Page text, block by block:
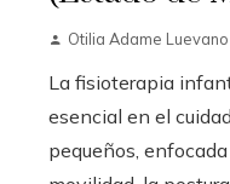
Otilia Adame Luevano
La fisioterapia
esencial en el
pequeños,